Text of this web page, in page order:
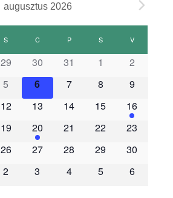
augusztus 2026
S CCSÜTÖRTÖK
PPÉNTEK SSZOMBAT
VVASÁRNAP
29 30 31 1
2
5 6 7 8
9
12 13 14 15
16
19 20 21 22
23
26 27 28 29
30
2 3 4 5 6